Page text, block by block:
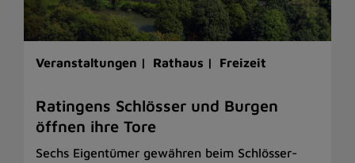
Veranstaltungen | Rathaus | Freizeit
Ratingens Schlösser und Burgen
öffnen ihre Tore
Sechs Eigentümer gewähren beim Schlösser-